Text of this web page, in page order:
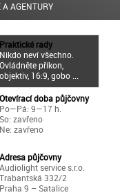
A AGENTURY
Praktické rady
Nikdo neví všechno.
Ovládněte příkon,
objektiv, 16:9, gobo ...
Otevírací doba půjčovny
Po—Pá: 9—17 h.
So: zavřeno
Ne: zavřeno
Adresa půjčovny
Audiolight service s.r.o.
Trabantská 332/2
Praha 9 – Satalice